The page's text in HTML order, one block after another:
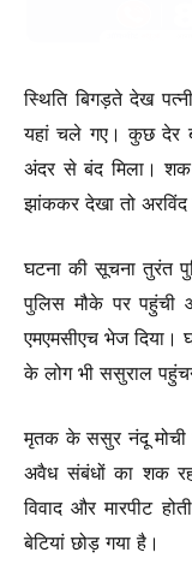
स्थिति बिगड़ते देख
यहां चले गए। कुछ देर
अंदर से बंद मिला।
झांककर देखा तो
घटना की सूचना तुरंत
पुलिस मौके पर पहुंची
एमएमसीएच भेज दिया।
के लोग भी ससुराल
मृतक के ससुर नंदू मोची
अवैध संबंधों का शक
विवाद और मारपीट
बेटियां छोड़ गया है।